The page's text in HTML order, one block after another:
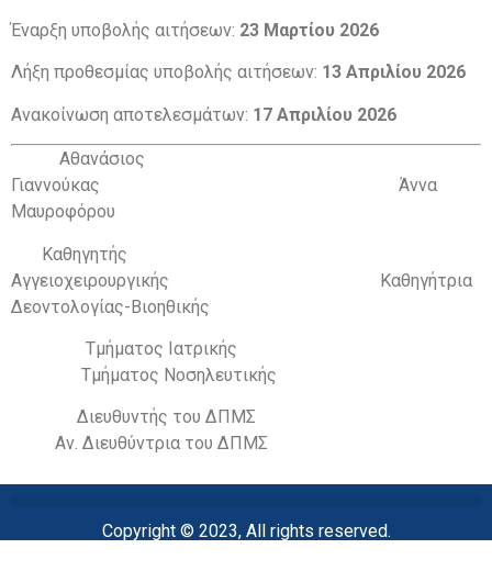
Έναρξη υποβολής αιτήσεων: 23 Mαρτίου 2026
Λήξη προθεσμίας υποβολής αιτήσεων: 13 Απριλίου 2026
Ανακοίνωση αποτελεσμάτων: 17 Απριλίου 2026
Αθανάσιος
Γιαννούκας Άννα
Μαυροφόρου
Καθηγητής
Αγγειοχειρουργικής Καθηγήτρια
Δεοντολογίας-Βιοηθικής
Τμήματος Ιατρικής
Τμήματος Νοσηλευτικής
Διευθυντής του ΔΠΜΣ
Αν. Διευθύντρια του ΔΠΜΣ
Copyright © 2023, All rights reserved.